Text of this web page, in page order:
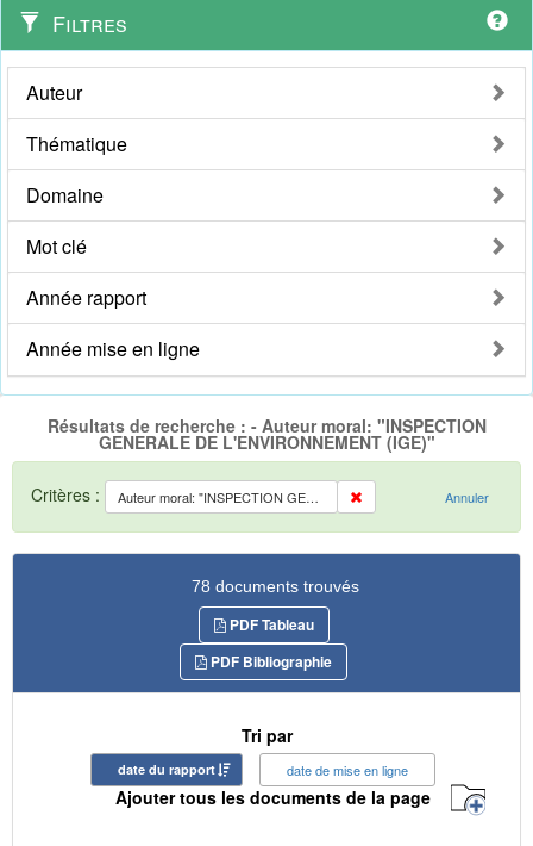
Filtres
Auteur
Thématique
Domaine
Mot clé
Année rapport
Année mise en ligne
Résultats de recherche : - Auteur moral: "INSPECTION
GENERALE DE L'ENVIRONNEMENT (IGE)"
Critères : Auteur moral: "INSPECTION GENERALE DE L'ENVIRONNEMENT (IGE)" Annuler
78 documents trouvés
PDF Tableau
PDF Bibliographie
Tri par
date du rapport date de mise en ligne
Ajouter tous les documents de la page